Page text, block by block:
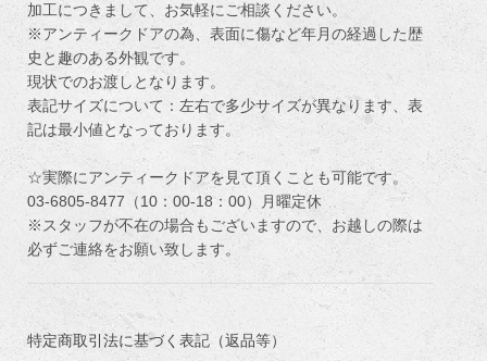
加工につきまして、お気軽にご相談ください。
※アンティークドアの為、表面に傷など年月の経過した歴
史と趣のある外観です。
現状でのお渡しとなります。
表記サイズについて：左右で多少サイズが異なります、表
記は最小値となっております。
☆実際にアンティークドアを見て頂くことも可能です。
03-6805-8477（10：00-18：00）月曜定休
※スタッフが不在の場合もございますので、お越しの際は
必ずご連絡をお願い致します。
特定商取引法に基づく表記（返品等）